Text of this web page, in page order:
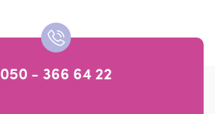
050 - 366 64 22